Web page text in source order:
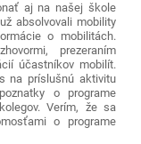
aj na našej škole
absolvovali mobility
o mobilitách.
prezeraním
účastníkov mobilít.
na príslušnú aktivitu
o programe
Verím, že sa
o programe